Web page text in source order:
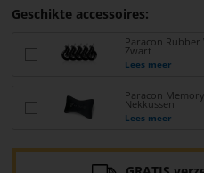
Geschikte accessoires:
Paracon Rubber
Zwart
Lees meer
Paracon
Nekkussen
Lees meer